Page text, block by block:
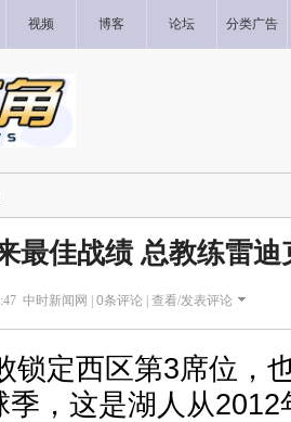
视频 博客 论坛 分类广告
最佳战绩 总教练雷
中时新闻网 | 0条评论 | 查看/发表评论
锁定西区第3席位，
季，这是湖人从